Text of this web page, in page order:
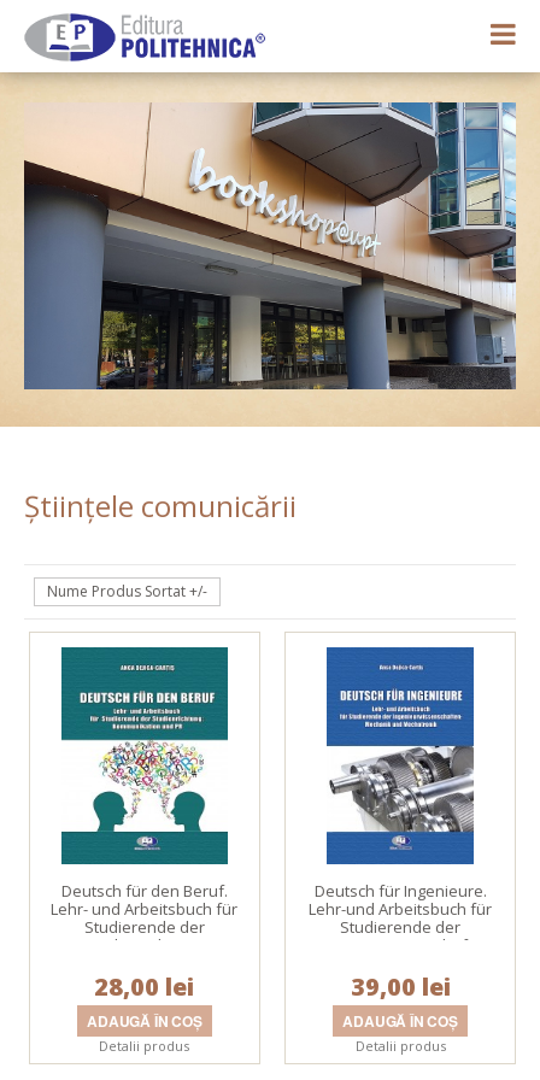
0,00 lei
Științele comunicării
Nume Produs Sortat +/-
Deutsch für den Beruf.
Lehr- und Arbeitsbuch für
Studierende der
Studienrichtung:
28,00 lei
Detalii produs
Deutsch für Ingenieure.
Lehr-und Arbeitsbuch für
Studierende der
Ingenieurwissenschaften:
39,00 lei
Detalii produs